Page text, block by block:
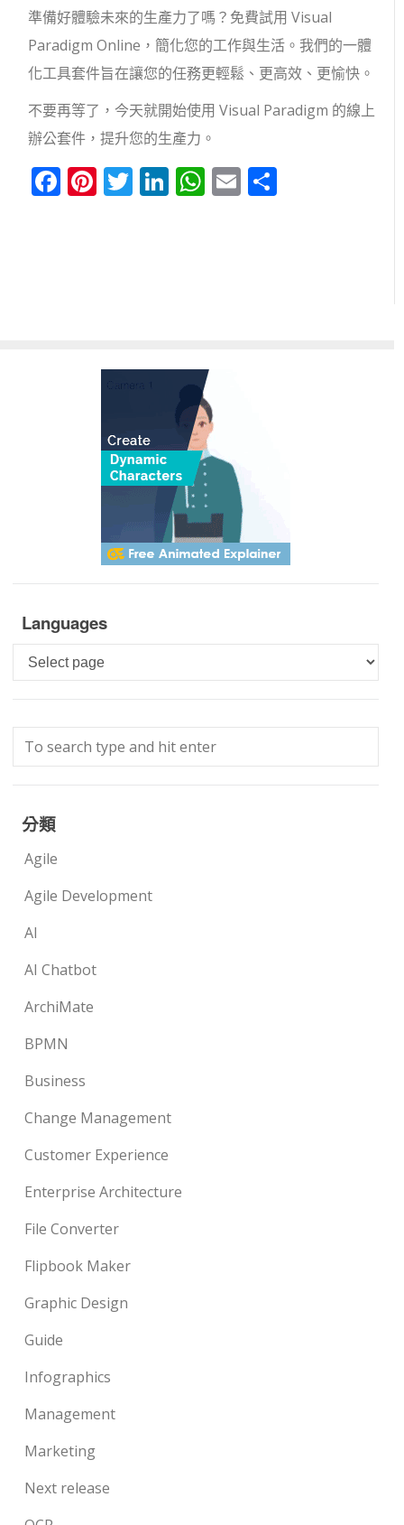
準備好體驗未來的生產力了嗎？免費試用 Visual
Paradigm Online，簡化您的工作與生活。我們的一體
化工具套件旨在讓您的任務更輕鬆、更高效、更愉快。
不要再等了，今天就開始使用 Visual Paradigm 的線上
辦公套件，提升您的生產力。
Facebook
Pinterest
Twitter
LinkedIn
WhatsApp
Email
Languages
Languages
分類
Agile
Agile Development
AI
AI Chatbot
ArchiMate
BPMN
Business
Change Management
Customer Experience
Enterprise Architecture
File Converter
Flipbook Maker
Graphic Design
Guide
Infographics
Management
Marketing
Next release